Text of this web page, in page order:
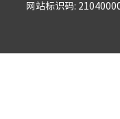
网站标识码: